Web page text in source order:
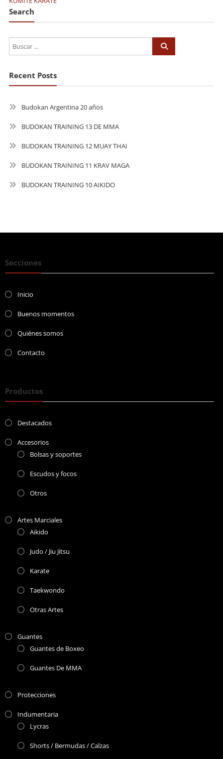
Search
Recent Posts
Budokan Argentina 20 años
BUDOKAN TRAINING 13 DE MMA
BUDOKAN TRAINING 12 MUAY THAI
BUDOKAN TRAINING 11 KRAV MAGA
BUDOKAN TRAINING 10 AIKIDO
Secciones
Inicio
Buenos momentos
Quiénes somos
Contacto
Productos
Destacados
Accesorios
Bolsas y soportes
Escudos y focos
Otros
Artes Marciales
Aikido
Judo / Jiu Jitsu
Karate
Taekwondo
Otras Artes
Guantes
Guantes de Boxeo
Guantes De MMA
Protecciones
Indumentaria
Lycras
Shorts / Bermudas / Calzas